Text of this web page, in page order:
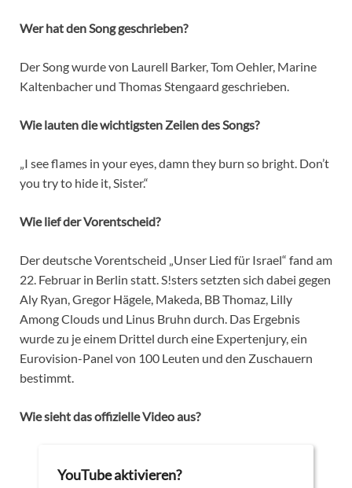
Wer hat den Song geschrieben?
Der Song wurde von Laurell Barker, Tom Oehler, Marine
Kaltenbacher und Thomas Stengaard geschrieben.
Wie lauten die wichtigsten Zeilen des Songs?
„I see flames in your eyes,damn they burn so bright. Don’t
you try to hide it, Sister.“
Wie lief der Vorentscheid?
Der deutsche Vorentscheid „Unser Lied für Israel“ fand am
22. Februar in Berlin statt. S!sters setzten sich dabei gegen
Aly Ryan, Gregor Hägele, Makeda, BB Thomaz, Lilly
Among Clouds und Linus Bruhn durch. Das Ergebnis
wurde zu je einem Drittel durch eine Expertenjury, ein
Eurovision-Panel von 100 Leuten und den Zuschauern
bestimmt.
Wie sieht das offizielle Video aus?
YouTube aktivieren?